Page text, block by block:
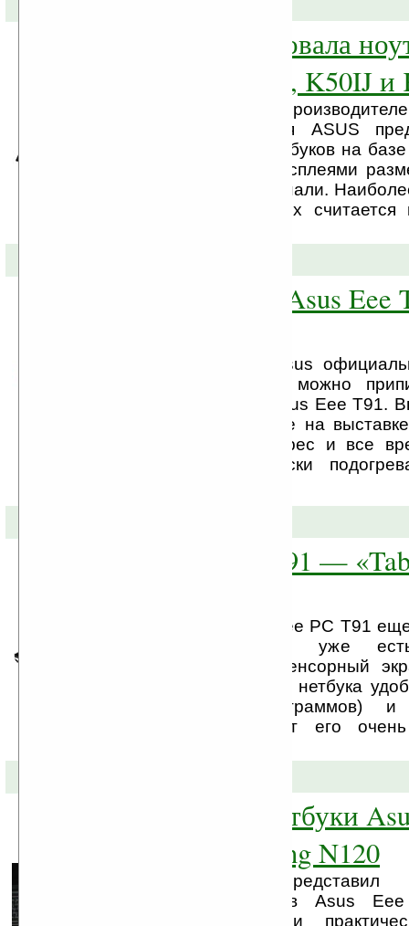
ASUS анонсировала
U50VG, K50AB, K50IJ
Один из крупнейших
техники — компания ASUS
несколько новых ноутбуков на
AMD, оснащенных дисплеями
17,3 дюймов по диагонали.
числа представленных
Таблет-нетбук Asus Eee
На днях компания Asus
устройство, которое можно
«таблет-нетбук» — Asus Eee T91.
был представлен еще на
вызвал бурный интерес и все
релиза, Asus всячески
Asus EEE PC T91 —
8,8-дюймовый Asus Eee PC T91
рассказать о нем уже
поворачивающийся сенсорный
легкостью сделать из нетбука
вес (около 800 граммов)
миллиметров) делают его
Сравниваем нетбуки
1000H и Samsung N120
Блог Liliputing представил
фотосессию нетбуков Asus
Samsung N120. При